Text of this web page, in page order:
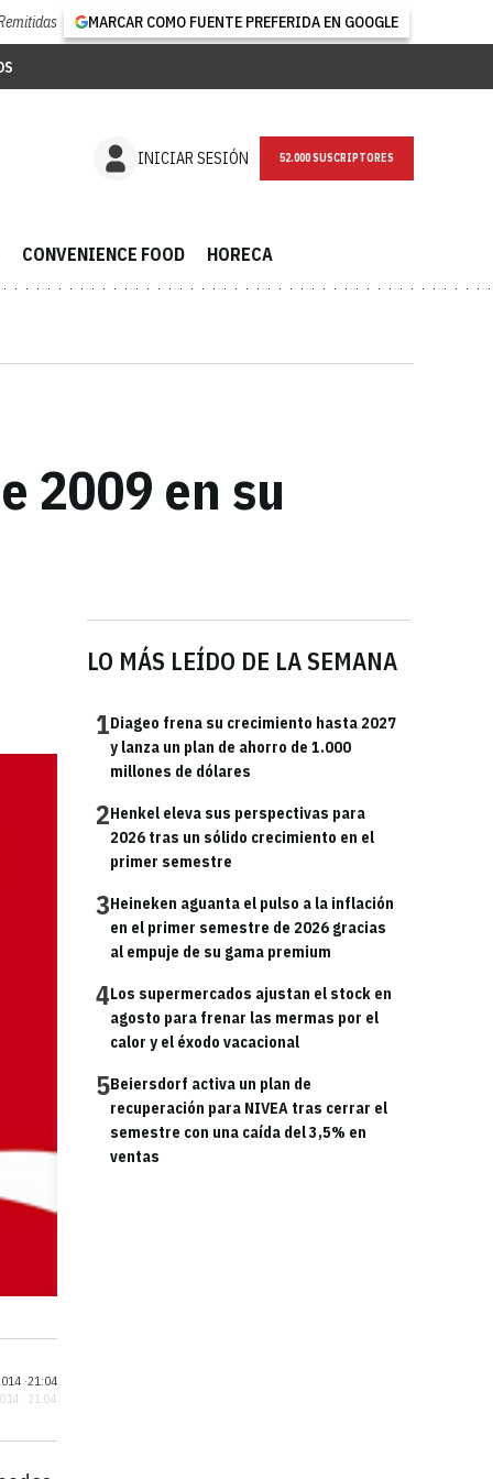
MARCAR COMO FUENTE PREFERIDA EN GOOGLE
INICIAR SESIÓN NEWSLETTER
CONVENIENCE FOOD HORECA
2009 en su
LO MÁS LEÍDO DE LA SEMANA
1Diageo frena su crecimiento hasta 2027
y lanza un plan de ahorro de 1.000
millones de dólares
2Henkel eleva sus perspectivas para
2026 tras un sólido crecimiento en el
primer semestre
3Heineken aguanta el pulso a la inflación
en el primer semestre de 2026 gracias
al empuje de su gama premium
4Los supermercados ajustan el stock en
agosto para frenar las mermas por el
calor y el éxodo vacacional
5Beiersdorf activa un plan de
recuperación para NIVEA tras cerrar el
semestre con una caída del 3,5% en
ventas
·21:04
· 21:04